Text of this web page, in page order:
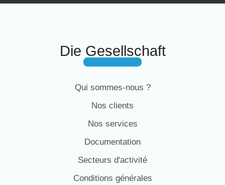
Die Gesellschaft
Qui sommes-nous ?
Nos clients
Nos services
Documentation
Secteurs d'activité
Conditions générales